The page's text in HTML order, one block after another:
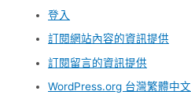
登入
訂閱網站內容的資訊提供
訂閱留言的資訊提供
WordPress.org 台灣繁體中文